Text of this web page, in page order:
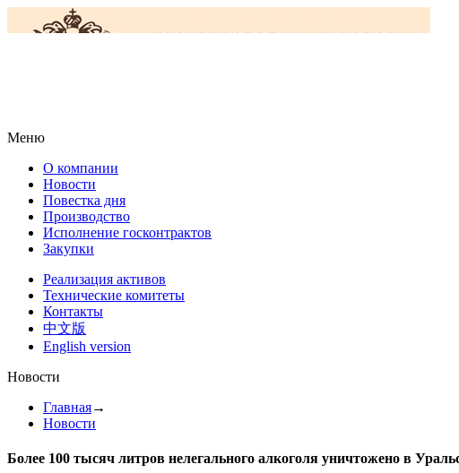
Меню
О компании
Новости
Повестка дня
Производство
Исполнение госконтрактов
Закупки
Реализация активов
Технические комитеты
Контакты
中文版
English version
Новости
Главная→
Новости
Более 100 тысяч литров нелегального алкоголя уничтожено в